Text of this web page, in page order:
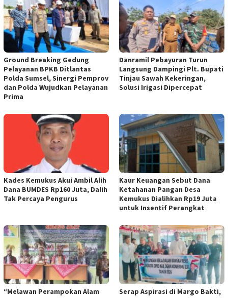
Ground Breaking Gedung
Pelayanan BPKB Ditlantas
Polda Sumsel, Sinergi Pemprov
dan Polda Wujudkan Pelayanan
Prima
Danramil Pebayuran Turun
Langsung Dampingi Plt. Bupati
Tinjau Sawah Kekeringan,
Solusi Irigasi Dipercepat
Kades Kemukus Akui Ambil Alih
Dana BUMDES Rp160 Juta, Dalih
Tak Percaya Pengurus
Kaur Keuangan Sebut Dana
Ketahanan Pangan Desa
Kemukus Dialihkan Rp19 Juta
untuk Insentif Perangkat
“Melawan Perampokan Alam
Serap Aspirasi di Margo Bakti,